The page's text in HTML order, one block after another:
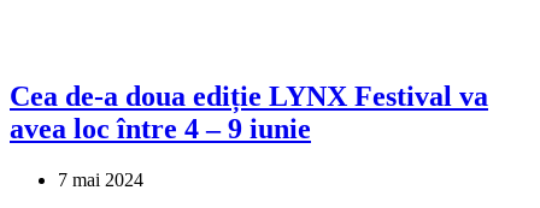
Cea de-a doua ediție LYNX Festival va
avea loc între 4 – 9 iunie
7 mai 2024